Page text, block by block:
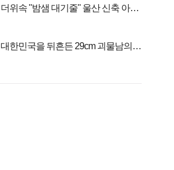
더위속 "밤샘 대기줄" 울산 신축 아파
대한민국을 뒤흔든 29cm 괴물남의